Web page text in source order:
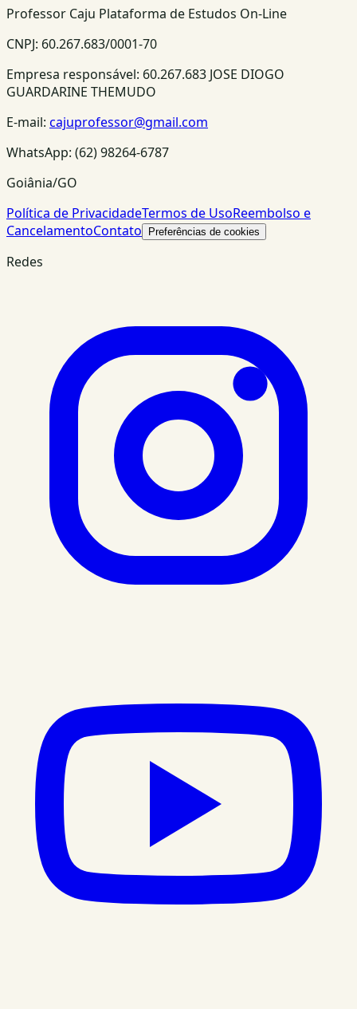
Professor Caju Plataforma de Estudos On-Line
CNPJ: 60.267.683/0001-70
Empresa responsável: 60.267.683 JOSE DIOGO
GUARDARINE THEMUDO
E-mail: cajuprofessor@gmail.com
WhatsApp: (62) 98264-6787
Goiânia/GO
Política de PrivacidadeTermos de UsoReembolso e
CancelamentoContato Preferências de cookies
Redes